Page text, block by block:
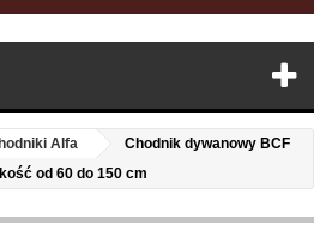
Alfa
Chodnik dywanowy BCF
od 60 do 150 cm